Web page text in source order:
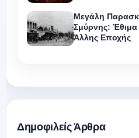
Μεγάλη
Σμύρνης: Έθιμα
Άλλης Εποχής
Δημοφιλείς Άρθρα